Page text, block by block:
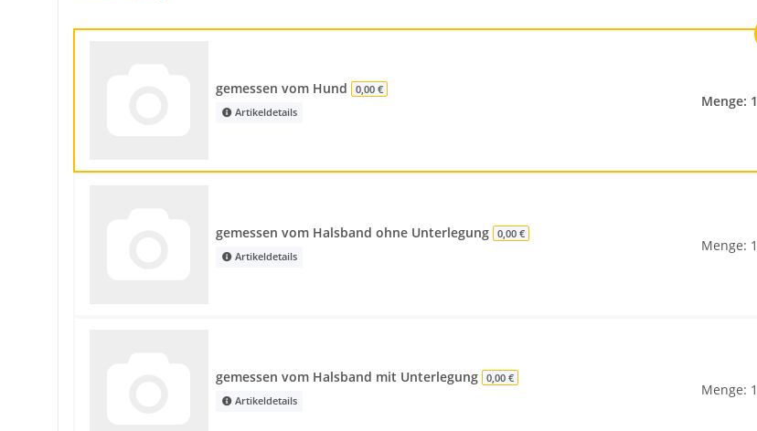
gemessen vom Hund
0,00 €
Artikeldetails
Menge: 1
gemessen vom Halsband ohne Unterlegung
0,00 €
Artikeldetails
Menge: 1
gemessen vom Halsband mit Unterlegung
0,00 €
Artikeldetails
Menge: 1